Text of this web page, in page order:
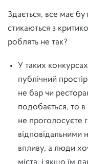
Здається, все має
стикаються з
роблять не так?
У таких
публічний
не бар чи
подобається, то
не проголосуєте
відповідальними
впливу, а люди